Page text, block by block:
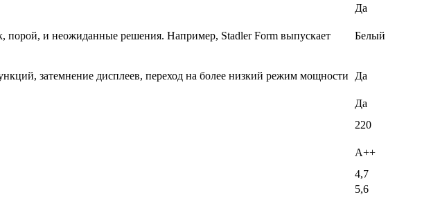
Да
порой, и неожиданные решения. Например, Stadler Form выпускает
Белый
затемнение дисплеев, переход на более низкий режим мощности
Да
Да
220
A++
4,7
5,6